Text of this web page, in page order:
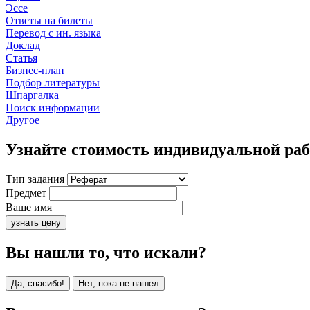
Эссе
Ответы на билеты
Перевод с ин. языка
Доклад
Статья
Бизнес-план
Подбор литературы
Шпаргалка
Поиск информации
Другое
Узнайте стоимость индивидуальной
Тип задания
Предмет
Ваше имя
узнать цену
Вы нашли то, что искали?
Да, спасибо! Нет, пока не нашел